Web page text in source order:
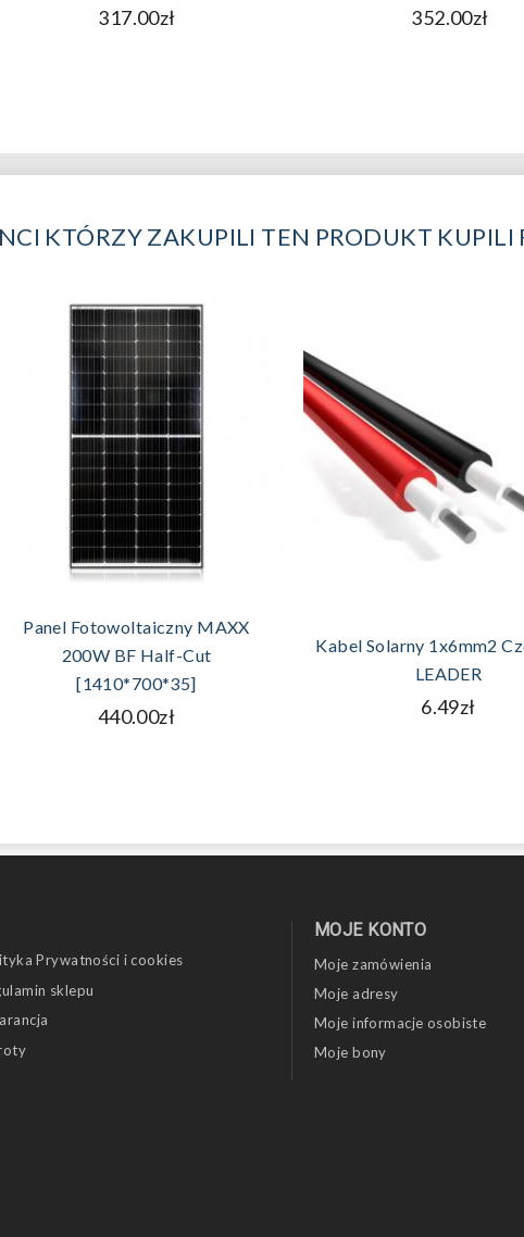
317.00zł 352.00zł
KTÓRZY ZAKUPILI TEN PRODUKT KUPILI
Panel Fotowoltaiczny MAXX
200W BF Half-Cut
[1410*700*35]
440.00zł
Kabel Solarny 1x6mm2
LEADER
6.49zł
Prywatności i cookies
sklepu
MOJE KONTO
Moje zamówienia
Moje adresy
Moje informacje osobiste
Moje bony